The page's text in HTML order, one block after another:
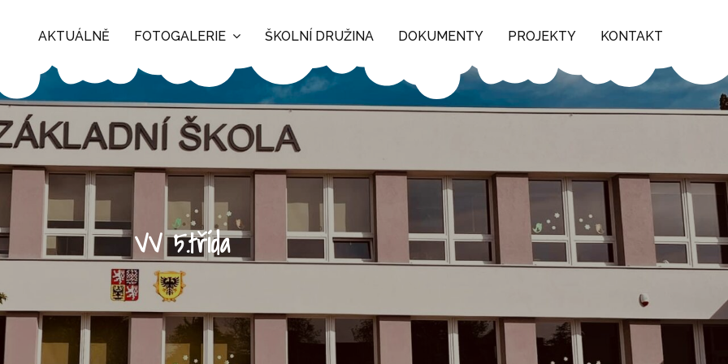
AKTUÁLNĚ FOTOGALERIE ŠKOLNÍ DRUŽINA DOKUMENTY PROJEKTY KONTAKT
VV 5.třída